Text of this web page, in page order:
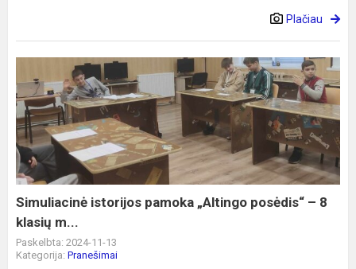
Plačiau
Simuliacinė
istorijos
pamoka
„Altingo
posėdis“
–
8
klasių
m...
Simuliacinė istorijos pamoka „Altingo posėdis“ – 8
klasių m...
Paskelbta: 2024-11-13
Kategorija: Pranešimai